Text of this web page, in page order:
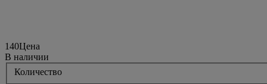
140Цена
В наличии
Количество